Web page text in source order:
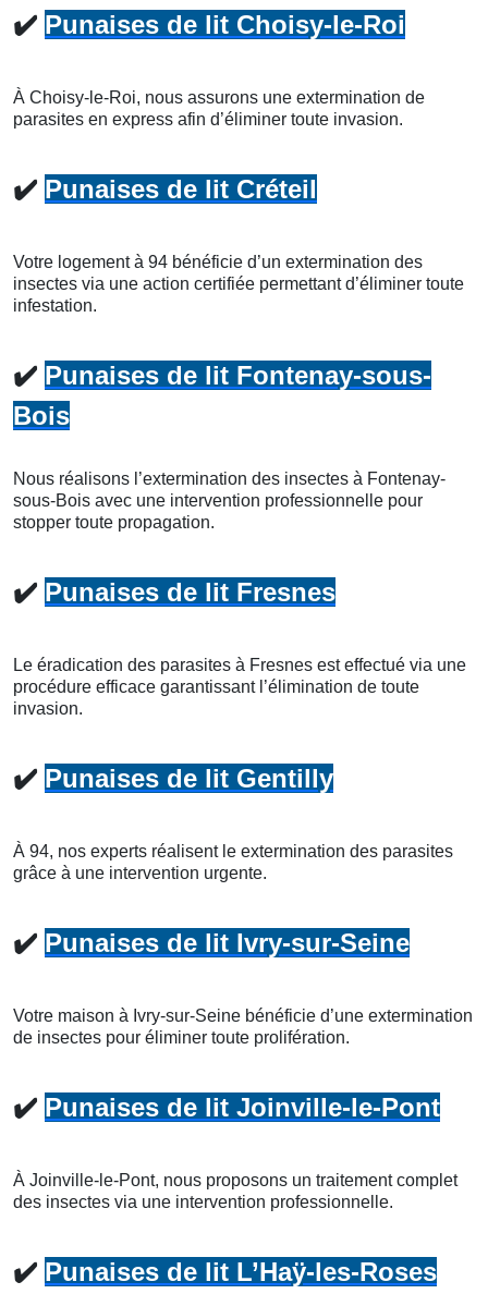
✔️ Punaises de lit Choisy-le-Roi
À Choisy-le-Roi, nous assurons une extermination de
parasites en express afin d’éliminer toute invasion.
✔️ Punaises de lit Créteil
Votre logement à 94 bénéficie d’un extermination des
insectes via une action certifiée permettant d’éliminer toute
infestation.
✔️ Punaises de lit Fontenay-sous-
Bois
Nous réalisons l’extermination des insectes à Fontenay-
sous-Bois avec une intervention professionnelle pour
stopper toute propagation.
✔️ Punaises de lit Fresnes
Le éradication des parasites à Fresnes est effectué via une
procédure efficace garantissant l’élimination de toute
invasion.
✔️ Punaises de lit Gentilly
À 94, nos experts réalisent le extermination des parasites
grâce à une intervention urgente.
✔️ Punaises de lit Ivry-sur-Seine
Votre maison à Ivry-sur-Seine bénéficie d’une extermination
de insectes pour éliminer toute prolifération.
✔️ Punaises de lit Joinville-le-Pont
À Joinville-le-Pont, nous proposons un traitement complet
des insectes via une intervention professionnelle.
✔️ Punaises de lit L’Haÿ-les-Roses